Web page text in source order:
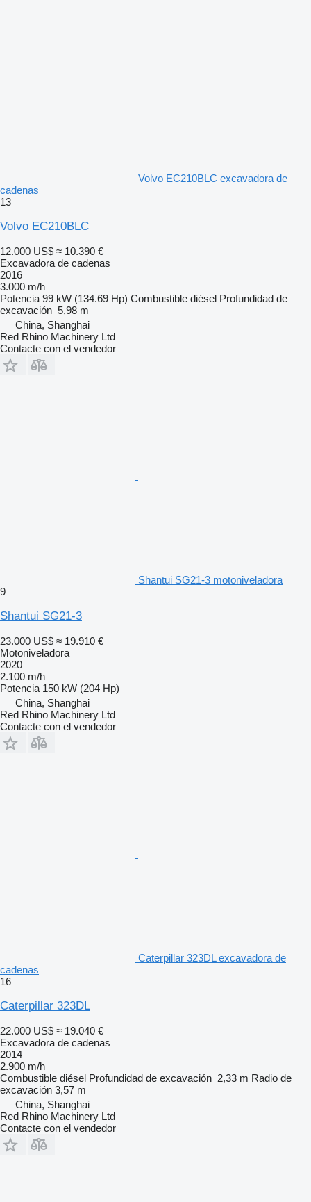
Volvo EC210BLC excavadora de
cadenas
13
Volvo EC210BLC
12.000 US$ ≈ 10.390 €
Excavadora de cadenas
2016
3.000 m/h
Potencia 99 kW (134.69 Hp) Combustible diésel Profundidad de
excavación 5,98 m
China, Shanghai
Red Rhino Machinery Ltd
Contacte con el vendedor
Shantui SG21-3 motoniveladora
9
Shantui SG21-3
23.000 US$ ≈ 19.910 €
Motoniveladora
2020
2.100 m/h
Potencia 150 kW (204 Hp)
China, Shanghai
Red Rhino Machinery Ltd
Contacte con el vendedor
Caterpillar 323DL excavadora de
cadenas
16
Caterpillar 323DL
22.000 US$ ≈ 19.040 €
Excavadora de cadenas
2014
2.900 m/h
Combustible diésel Profundidad de excavación 2,33 m Radio de
excavación 3,57 m
China, Shanghai
Red Rhino Machinery Ltd
Contacte con el vendedor